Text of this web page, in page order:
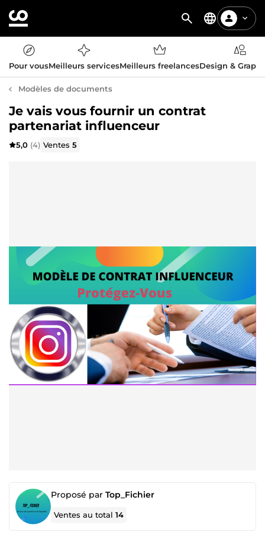
Pour vousMeilleurs servicesMeilleurs freelancesDesign &
Modèles de documents
Je vais vous fournir un contrat
partenariat influenceur
5,0 (4) Ventes5
Proposé par Top_Fichier
Ventes au total14